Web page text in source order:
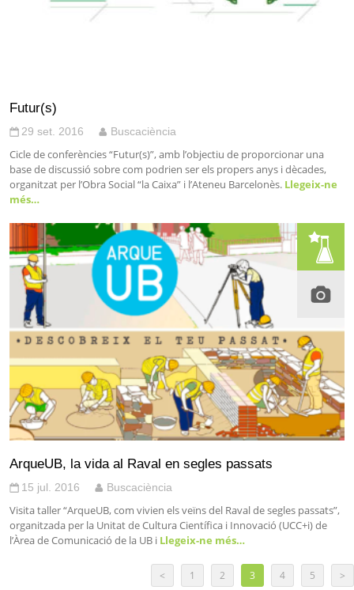
Futur(s)
29 set. 2016 Buscaciència
Cicle de conferències “Futur(s)”, amb l’objectiu de proporcionar una
base de discussió sobre com podrien ser els propers anys i dècades,
organitzat per l’Obra Social “la Caixa” i l’Ateneu Barcelonès. Llegeix-ne
més…
ArqueUB, la vida al Raval en segles passats
15 jul. 2016 Buscaciència
Visita taller “ArqueUB, com vivien els veïns del Raval de segles passats”,
organitzada per la Unitat de Cultura Científica i Innovació (UCC+i) de
l’Àrea de Comunicació de la UB i Llegeix-ne més…
< 1 2 3 4 5 >